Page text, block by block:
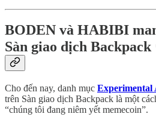
BODEN và HABIBI
Sàn giao dịch Backpack
Cho đến nay, danh mục Experimental
trên Sàn giao dịch Backpack là một
“chúng tôi đang niêm yết memecoin”.